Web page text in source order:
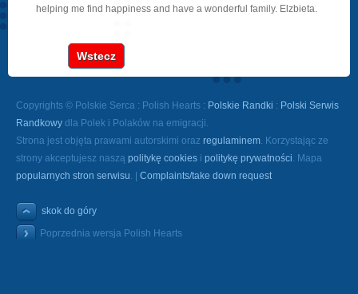
helping me find happiness and have a wonderful family. Elzbieta.
Wstecz
Copyrights © Polskie Serca : Polish Hearts : Polskie Randki : Polski Serwis
Randkowy dla Polek i Polaków na emigracji.
Strona jest objęta prawami autorskimi oraz regulaminem. Korzystając ze
strony akceptujesz naszą politykę cookies i politykę prywatności. Mapa
popularnych stron serwisu. | Complaints/take down request
skok do góry
Poprzednia wersja Polish Hearts